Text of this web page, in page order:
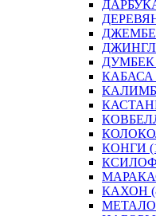
ДЖЕМБЕ
ДЖИНГЛ
ДУМБЕК
КАБАСА
КОНГИ
КАХОН